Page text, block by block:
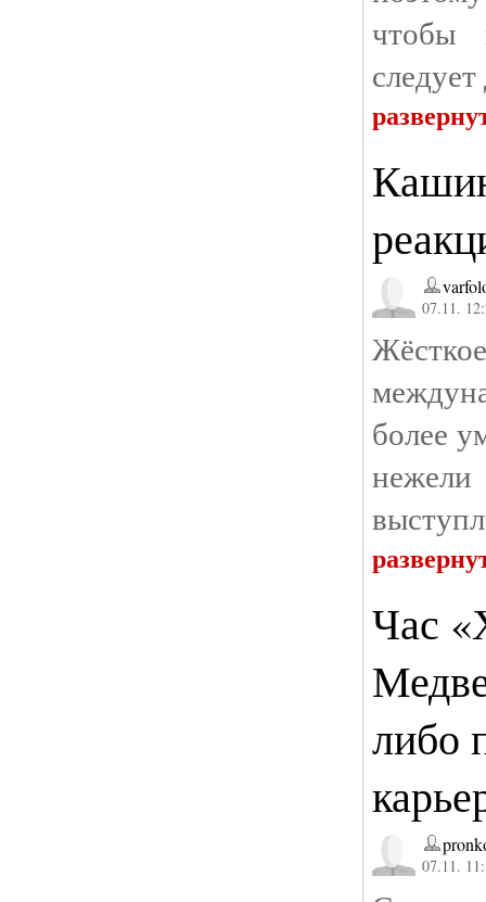
чтобы
07.11.
более
Час
либо
07.11.